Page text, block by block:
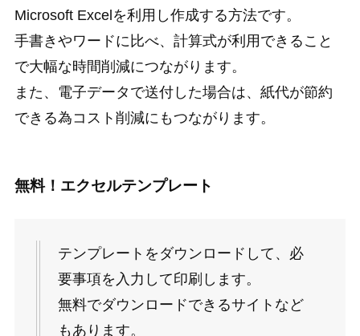
Microsoft Excelを利用し作成する方法です。
手書きやワードに比べ、計算式が利用できること
で大幅な時間削減につながります。
また、電子データで送付した場合は、紙代が節約
できる為コスト削減にもつながります。
無料！エクセルテンプレート
テンプレートをダウンロードして、 必
要事項を入力して印刷します。
無料でダウンロードできるサイトなど
もあります。